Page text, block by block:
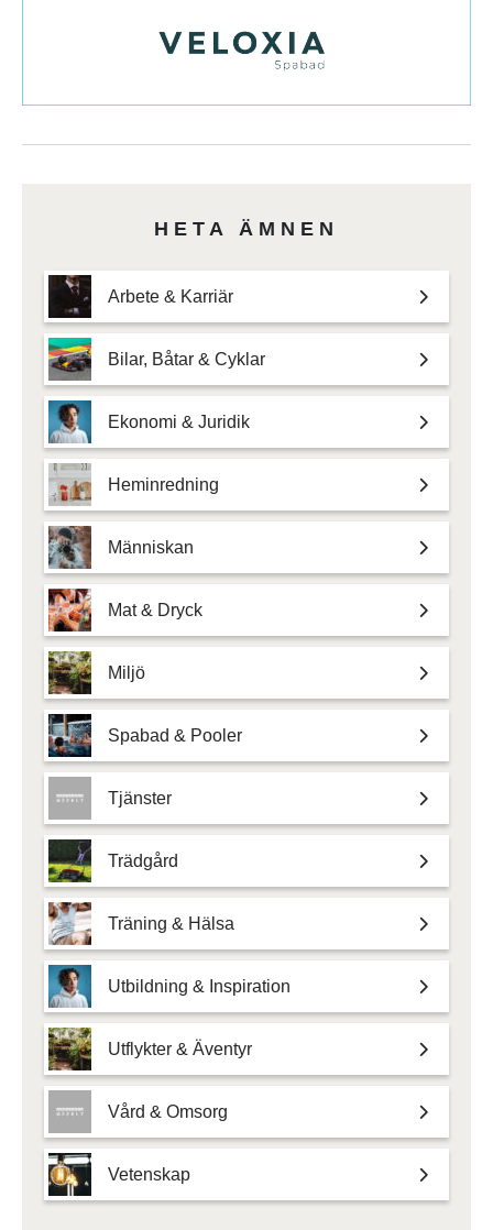
HETA ÄMNEN
Arbete & Karriär
Bilar, Båtar & Cyklar
Ekonomi & Juridik
Heminredning
Människan
Mat & Dryck
Miljö
Spabad & Pooler
Tjänster
Trädgård
Träning & Hälsa
Utbildning & Inspiration
Utflykter & Äventyr
Vård & Omsorg
Vetenskap